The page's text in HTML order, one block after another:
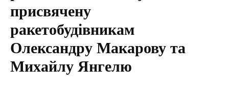
присвячену
ракетобудівникам
Олександру Макарову та
Михайлу Янгелю